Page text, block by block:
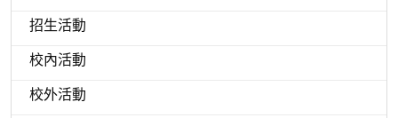
招生活動
校內活動
校外活動